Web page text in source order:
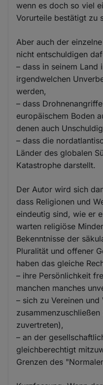
wenn es doch so viel
Vorurteile bestätigt zu
Aber auch der
nicht entschuldigen
– dass in seinem Land
irgendwelchen
werden,
– dass
europäischem Boden
denen auch
– dass die
Länder des globalen
Katastrophe darstellt.
Der Autor wird sich
dass Religionen und
eindeutig sind, wie er
warten religiöse
Bekenntnisse der
Pluralität und offener
haben das gleiche
– ihre Persönlichkeit
manchen manches
– sich zu Vereinen und
zuvertreten),
– an der
gleichberechtigt
Grenzen des